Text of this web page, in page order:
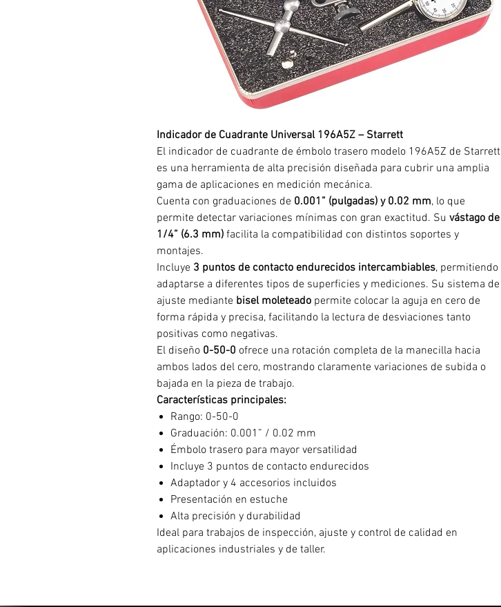
Indicador de Cuadrante Universal 196A5Z – Starrett
El indicador de cuadrante de émbolo trasero modelo 196A5Z de Starrett
es una herramienta de alta precisión diseñada para cubrir una amplia
gama de aplicaciones en medición mecánica.
Cuenta con graduaciones de 0.001” (pulgadas) y 0.02 mm, lo que
permite detectar variaciones mínimas con gran exactitud. Su vástago de
1/4” (6.3 mm) facilita la compatibilidad con distintos soportes y
montajes.
Incluye 3 puntos de contacto endurecidos intercambiables, permitiendo
adaptarse a diferentes tipos de superficies y mediciones. Su sistema de
ajuste mediante bisel moleteado permite colocar la aguja en cero de
forma rápida y precisa, facilitando la lectura de desviaciones tanto
positivas como negativas.
El diseño 0-50-0 ofrece una rotación completa de la manecilla hacia
ambos lados del cero, mostrando claramente variaciones de subida o
bajada en la pieza de trabajo.
Características principales:
Rango: 0-50-0
Graduación: 0.001” / 0.02 mm
Émbolo trasero para mayor versatilidad
Incluye 3 puntos de contacto endurecidos
Adaptador y 4 accesorios incluidos
Presentación en estuche
Alta precisión y durabilidad
Ideal para trabajos de inspección, ajuste y control de calidad en
aplicaciones industriales y de taller.